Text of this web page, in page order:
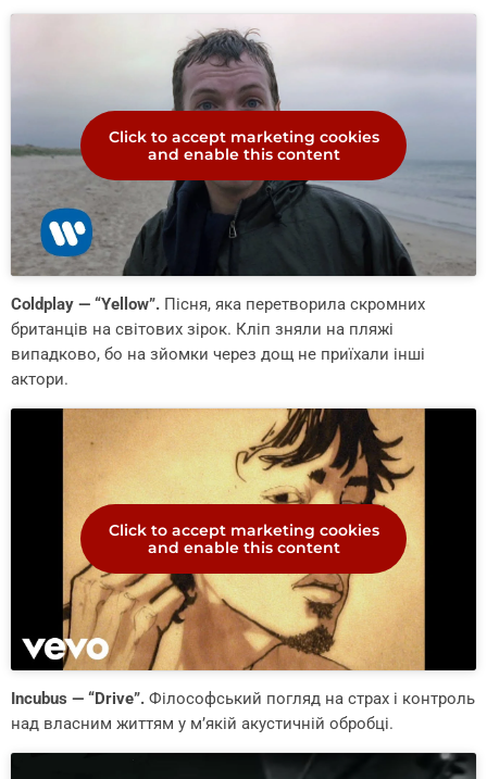
Click to accept marketing cookies
and enable this content
Coldplay — “Yellow”. Пісня, яка перетворила скромних
британців на світових зірок. Кліп зняли на пляжі
випадково, бо на зйомки через дощ не приїхали інші
актори.
Click to accept marketing cookies
and enable this content
Incubus — “Drive”. Філософський погляд на страх і контроль
над власним життям у м’якій акустичній обробці.